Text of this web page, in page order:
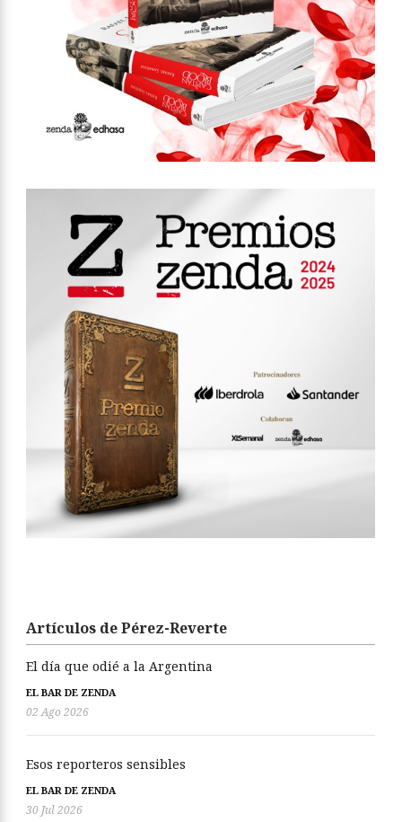
Artículos de Pérez-Reverte
El día que odié a la Argentina
EL BAR DE ZENDA
02 Ago 2026
Esos reporteros sensibles
EL BAR DE ZENDA
30 Jul 2026